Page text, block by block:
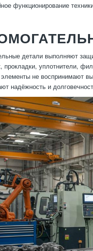
функционирование
детали выполняют
прокладки, уплотнители,
не воспринимают
надёжность и